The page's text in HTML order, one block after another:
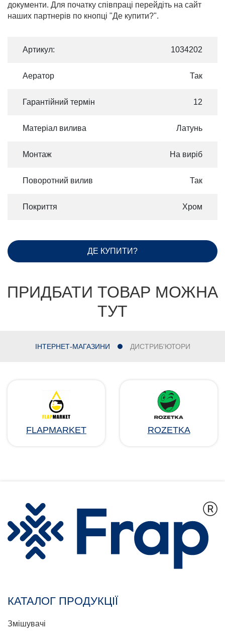
документи. Для початку співпраці перейдіть на сайт
наших партнерів по кнопці "Де купити?".
Артикул: 1034202
Аератор Так
Гарантійний термін 12
Матеріал вилива Латунь
Монтаж На виріб
Поворотний вилив Так
Покриття Хром
ДЕ КУПИТИ?
ПРИДБАТИ ТОВАР МОЖНА
ТУТ
ІНТЕРНЕТ-МАГАЗИНИ ДИСТРИБ'ЮТОРИ
FLAPMARKET ROZETKA
КАТАЛОГ ПРОДУКЦІЇ
Змішувачі